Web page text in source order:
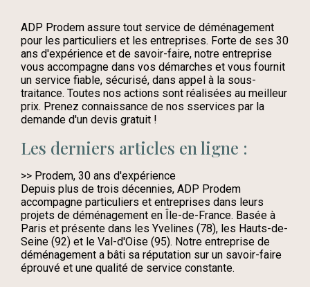
ADP Prodem assure tout service de déménagement
pour les particuliers et les entreprises. Forte de ses 30
ans d'expérience et de savoir-faire, notre entreprise
vous accompagne dans vos démarches et vous fournit
un service fiable, sécurisé, dans appel à la sous-
traitance. Toutes nos actions sont réalisées au meilleur
prix. Prenez connaissance de nos sservices par la
demande d'un devis gratuit !
Les derniers articles en ligne :
>> Prodem, 30 ans d'expérience
Depuis plus de trois décennies, ADP Prodem
accompagne particuliers et entreprises dans leurs
projets de déménagement en Île-de-France. Basée à
Paris et présente dans les Yvelines (78), les Hauts-de-
Seine (92) et le Val-d'Oise (95). Notre entreprise de
déménagement a bâti sa réputation sur un savoir-faire
éprouvé et une qualité de service constante.